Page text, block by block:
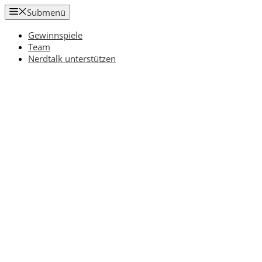
Zum
Inhalt
springen
Submenü
Gewinnspiele
Team
Nerdtalk unterstützen